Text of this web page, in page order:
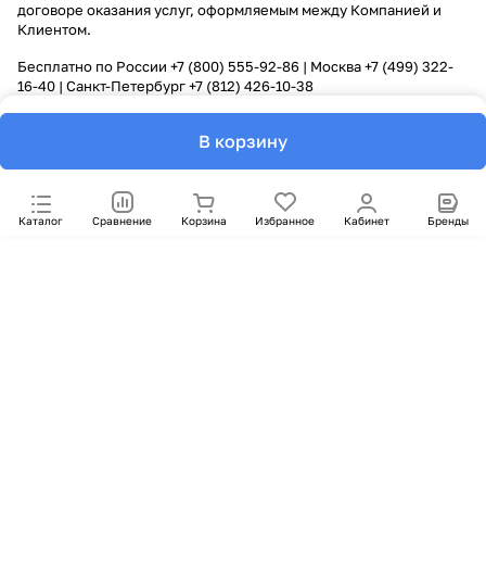
В корзину
Каталог Сравнение Корзина Избранное Кабинет Бренды
договоре оказания услуг, оформляемым между Компанией и
Клиентом.
Бесплатно по России +7 (800) 555-92-86 | Москва+7 (499) 322-
16-40 | Санкт-Петербург+7 (812) 426-10-38